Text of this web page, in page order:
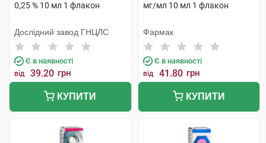
0,25 % 10 мл 1 флакон
Дослідний завод ГНЦЛС
Є в наявності
від 39.20 грн
КУПИТИ
мг/мл 10 мл 1 флакон
Фармак
Є в наявності
від 41.80 грн
КУПИТИ